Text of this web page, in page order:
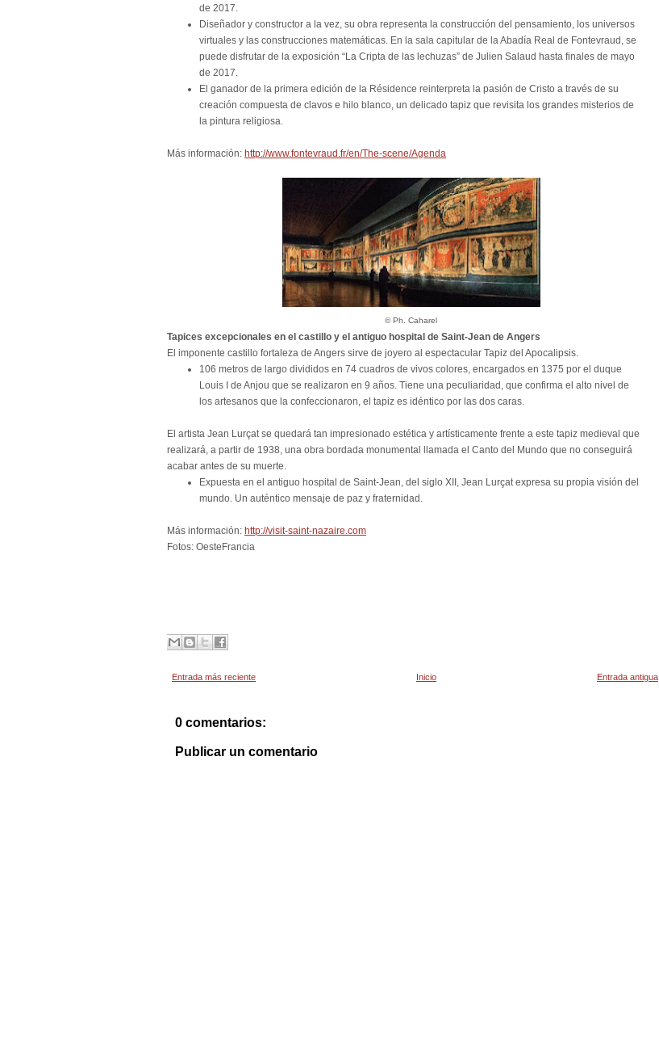
de 2017.
Diseñador y constructor a la vez, su obra representa la construcción del pensamiento, los universos
virtuales y las construcciones matemáticas. En la sala capitular de la Abadía Real de Fontevraud, se
puede disfrutar de la exposición “La Cripta de las lechuzas” de Julien Salaud hasta finales de mayo
de 2017.
El ganador de la primera edición de la Résidence reinterpreta la pasión de Cristo a través de su
creación compuesta de clavos e hilo blanco, un delicado tapiz que revisita los grandes misterios de
la pintura religiosa.
Más información: http://www.fontevraud.fr/en/The-scene/Agenda
© Ph. Caharel
Tapices excepcionales en el castillo y el antiguo hospital de Saint-Jean de Angers
El imponente castillo fortaleza de Angers sirve de joyero al espectacular Tapiz del Apocalipsis.
106 metros de largo divididos en 74 cuadros de vivos colores, encargados en 1375 por el duque
Louis I de Anjou que se realizaron en 9 años. Tiene una peculiaridad, que confirma el alto nivel de
los artesanos que la confeccionaron, el tapiz es idéntico por las dos caras.
El artista Jean Lurçat se quedará tan impresionado estética y artísticamente frente a este tapiz medieval que
realizará, a partir de 1938, una obra bordada monumental llamada el Canto del Mundo que no conseguirá
acabar antes de su muerte.
Expuesta en el antiguo hospital de Saint-Jean, del siglo XII, Jean Lurçat expresa su propia visión del
mundo. Un auténtico mensaje de paz y fraternidad.
Más información: http://visit-saint-nazaire.com
Fotos: OesteFrancia
Entrada más reciente Entrada antigua
Inicio
0 comentarios:
Publicar un comentario